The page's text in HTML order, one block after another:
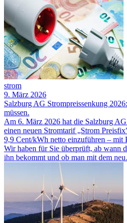
strom
9. März 2026
Salzburg AG Strompreissenkung
müssen.
Am 6. März 2026 hat die Salzburg
einen neuen Stromtarif „Strom
9,9 Cent/kWh netto einzuführen – mit
Wir haben für Sie überprüft, ab wann
ihn bekommt und ob man mit dem